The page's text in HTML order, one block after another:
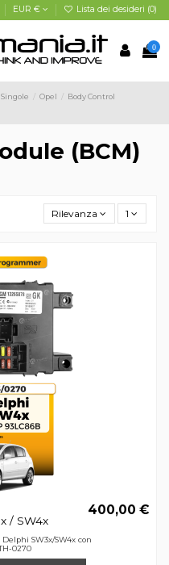
EUR € Lista dei desideri (0)
0
Opel
Body Control
(BCM)
Rilevanza 1
/ SW4x
400,00 €
SW3x/SW4x con
0270